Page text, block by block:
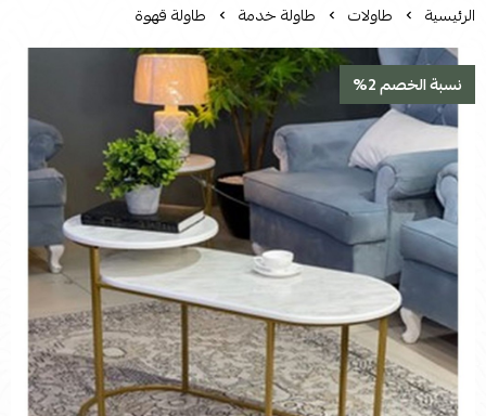
الرئيسية طاولات طاولة خدمة طاولة قهوة
نسبة الخصم 2%